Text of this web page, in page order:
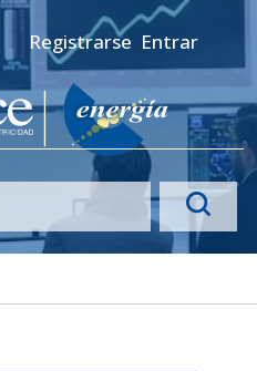
Registrarse Entrar